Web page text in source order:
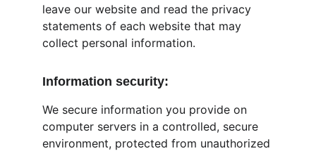
leave our website and read the privacy
statements of each website that may
collect personal information.
Information security:
We secure information you provide on
computer servers in a controlled, secure
environment, protected from unauthorized